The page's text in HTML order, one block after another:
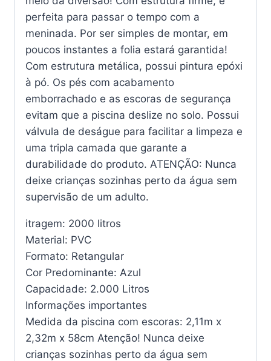
perfeita para passar o tempo com a
meninada. Por ser simples de montar, em
poucos instantes a folia estará garantida!
Com estrutura metálica, possui pintura epóxi
à pó. Os pés com acabamento
emborrachado e as escoras de segurança
evitam que a piscina deslize no solo. Possui
válvula de deságue para facilitar a limpeza e
uma tripla camada que garante a
durabilidade do produto. ATENÇÃO: Nunca
deixe crianças sozinhas perto da água sem
supervisão de um adulto.
itragem: 2000 litros
Material: PVC
Formato: Retangular
Cor Predominante: Azul
Capacidade: 2.000 Litros
Informações importantes
Medida da piscina com escoras: 2,11m x
2,32m x 58cm Atenção! Nunca deixe
crianças sozinhas perto da água sem